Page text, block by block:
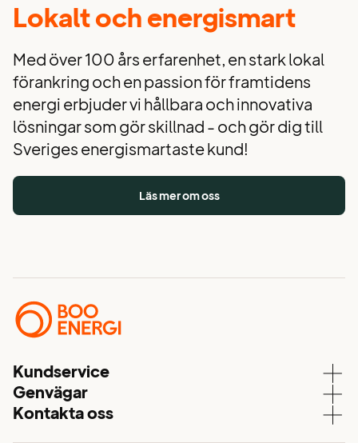
Lokalt och energismart
Med över 100 års erfarenhet, en stark lokal
förankring och en passion för framtidens
energi erbjuder vi hållbara och innovativa
lösningar som gör skillnad - och gör dig till
Sveriges energismartaste kund!
Läs mer om oss
Kundservice
Kundservice
Aktuell driftstatus
Genvägar
Våra elavtal
Kontakta oss